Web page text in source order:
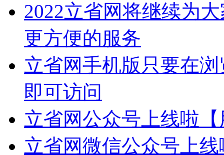
2022立省网将继续为
更方便的服务
立省网手机版只要在浏
即可访问
立省网公众号上线啦
立省网微信公众号上线